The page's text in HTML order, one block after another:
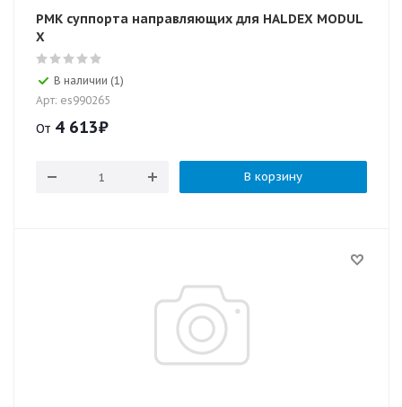
РМК суппорта направляющих для HALDEX MODUL
X
В наличии (1)
Арт: es990265
От 4 613₽
В корзину